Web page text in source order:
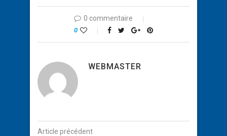
0 commentaire
0
WEBMASTER
Article précédent